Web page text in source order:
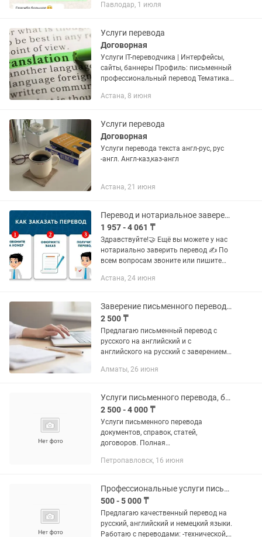
французский - испанский - итальянский
Павлодар, 1 июля
Услуги перевода
Договорная
Услуги IT-переводчика | Интерфейсы,
сайты, баннеры Профиль: письменный
профессиональный перевод Тематика:
пользовательские интерфейсы ⸻
Астана, 8 июня
Услуги перевода
Договорная
Услуги перевода текста англ-рус, рус
-англ. Англ-каз,каз-англ
Астана, 21 июня
Перевод и нотариальное заверение перевода
1 957 - 4 061 ₸
Здравствуйте!🤝 Ещё вы можете у нас
нотариально заверить перевод ✍️ По
всем вопросам звоните или пишите
Астана, 24 июня
Заверение письменного перевода с английского/русского на русский/английский
2 500 ₸
Предлагаю письменный перевод с
русского на английский и с
английского на русский с заверением
печатью ИП ✔ Выставляю
виз, справок,...
Алматы, 26 июня
Услуги письменного перевода, большие объемы
2 500 - 4 000 ₸
Услуги письменного перевода
документов, справок, статей,
договоров. Полная
работа с тендерными документами
Петропавловск, 16 июня
Профессиональные услуги письменного перевода
500 - 5 000 ₸
Предлагаю качественный перевод на
русский, английский и немецкий языки.
Работаю с переводами: -технической,